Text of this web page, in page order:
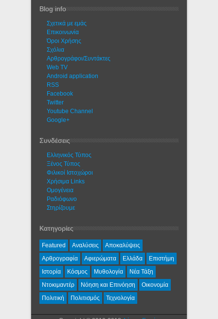
Blog info
Σχετικά με εμάς
Eπικοινωνία
Όροι Χρήσης
Σχόλια
Αρθρογράφοι/Συντάκτες
Web TV
Android application
RSS
Facebook
Twitter
Youtube Channel
Google+
Συνδέσεις
Ελληνικός Τύπος
Ξένος Τύπος
Φιλικοί Ιστοχώροι
Χρήσιμα Links
Ομογένεια
Ραδιόφωνο
Στηρίζουμε
Κατηγορίες
Featured Αναλύσεις
Αποκαλύψεις
Αρθρογραφία
Αφιερώματα Ελλάδα
Επιστήμη
Ιστορία
Κόσμος Μυθολογία
Νέα Τάξη
Ντοκιμαντέρ
Νόηση και Επινόηση
Οικονομία
Πολιτική
Πολιτισμός Τεχνολογία